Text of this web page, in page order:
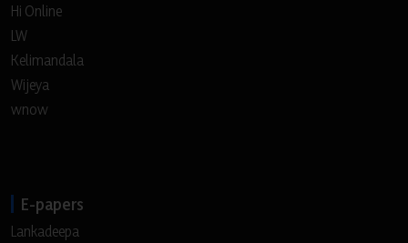
Hi Online
LW
Kelimandala
Wijeya
wnow
E-papers
Lankadeepa